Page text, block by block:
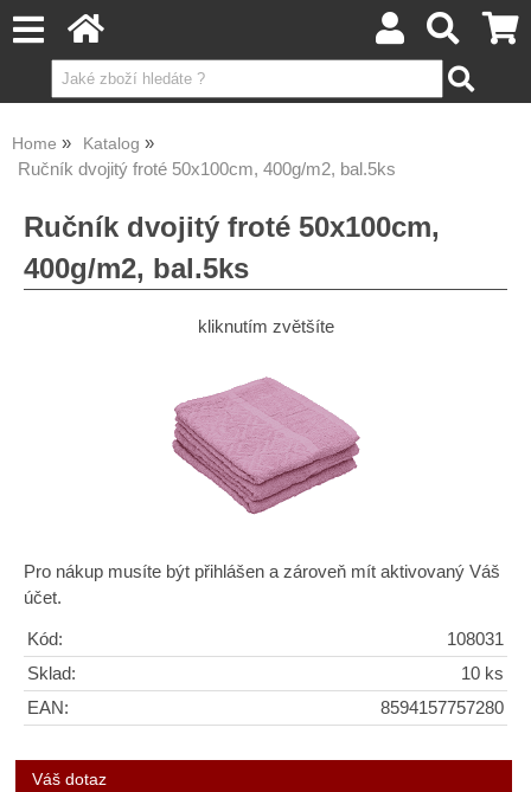
Home Katalog
Ručník dvojitý froté 50x100cm, 400g/m2, bal.5ks
Ručník dvojitý froté 50x100cm,
400g/m2, bal.5ks
kliknutím zvětšíte
Pro nákup musíte být přihlášen a zároveň mít aktivovaný Váš
účet.
Kód:
108031
Sklad:
10 ks
EAN:
8594157757280
Váš dotaz